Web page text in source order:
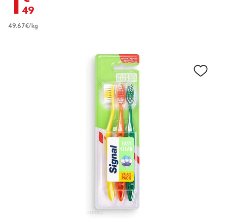
49.67€/kg